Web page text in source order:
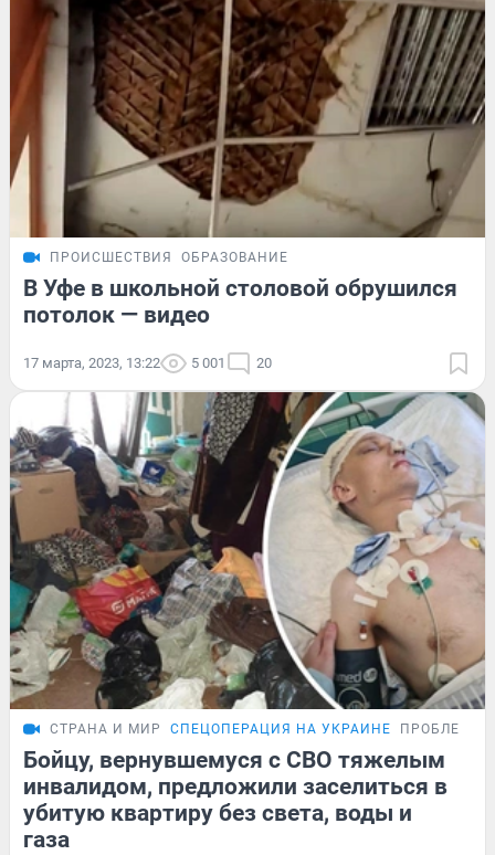
ПРОИСШЕСТВИЯ ОБРАЗОВАНИЕ
В Уфе в школьной столовой обрушился
потолок — видео
17 марта, 2023, 13:22 5 001 20
СТРАНА И МИР СПЕЦОПЕРАЦИЯ НА УКРАИНЕ ПРОБЛЕМА
Бойцу, вернувшемуся с СВО тяжелым
инвалидом, предложили заселиться в
убитую квартиру без света, воды и
газа